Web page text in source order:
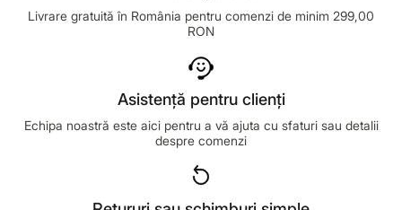
Livrare gratuită în România pentru comenzi de minim 299,00
RON
Asistență pentru clienți
Echipa noastră este aici pentru a vă ajuta cu sfaturi sau detalii
despre comenzi